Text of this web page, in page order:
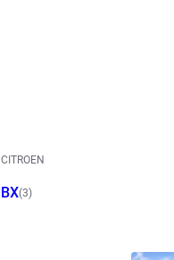
CITROEN
BX(3)